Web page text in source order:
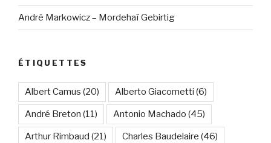
André Markowicz – Mordehaï Gebirtig
ÉTIQUETTES
Albert Camus (20) Alberto Giacometti (6)
André Breton (11) Antonio Machado (45)
Arthur Rimbaud (21) Charles Baudelaire (46)